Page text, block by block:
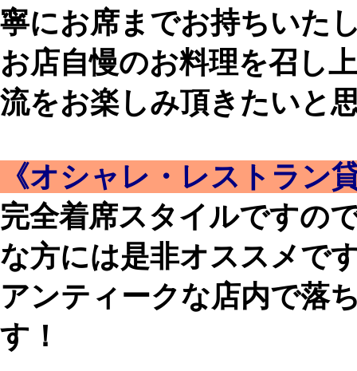
寧にお席までお持ちいた
お店自慢のお料理を召し
流をお楽しみ頂きたいと
《オシャレ・レストラン
完全着席スタイルですの
な方には是非オススメで
アンティークな店内で落
す！